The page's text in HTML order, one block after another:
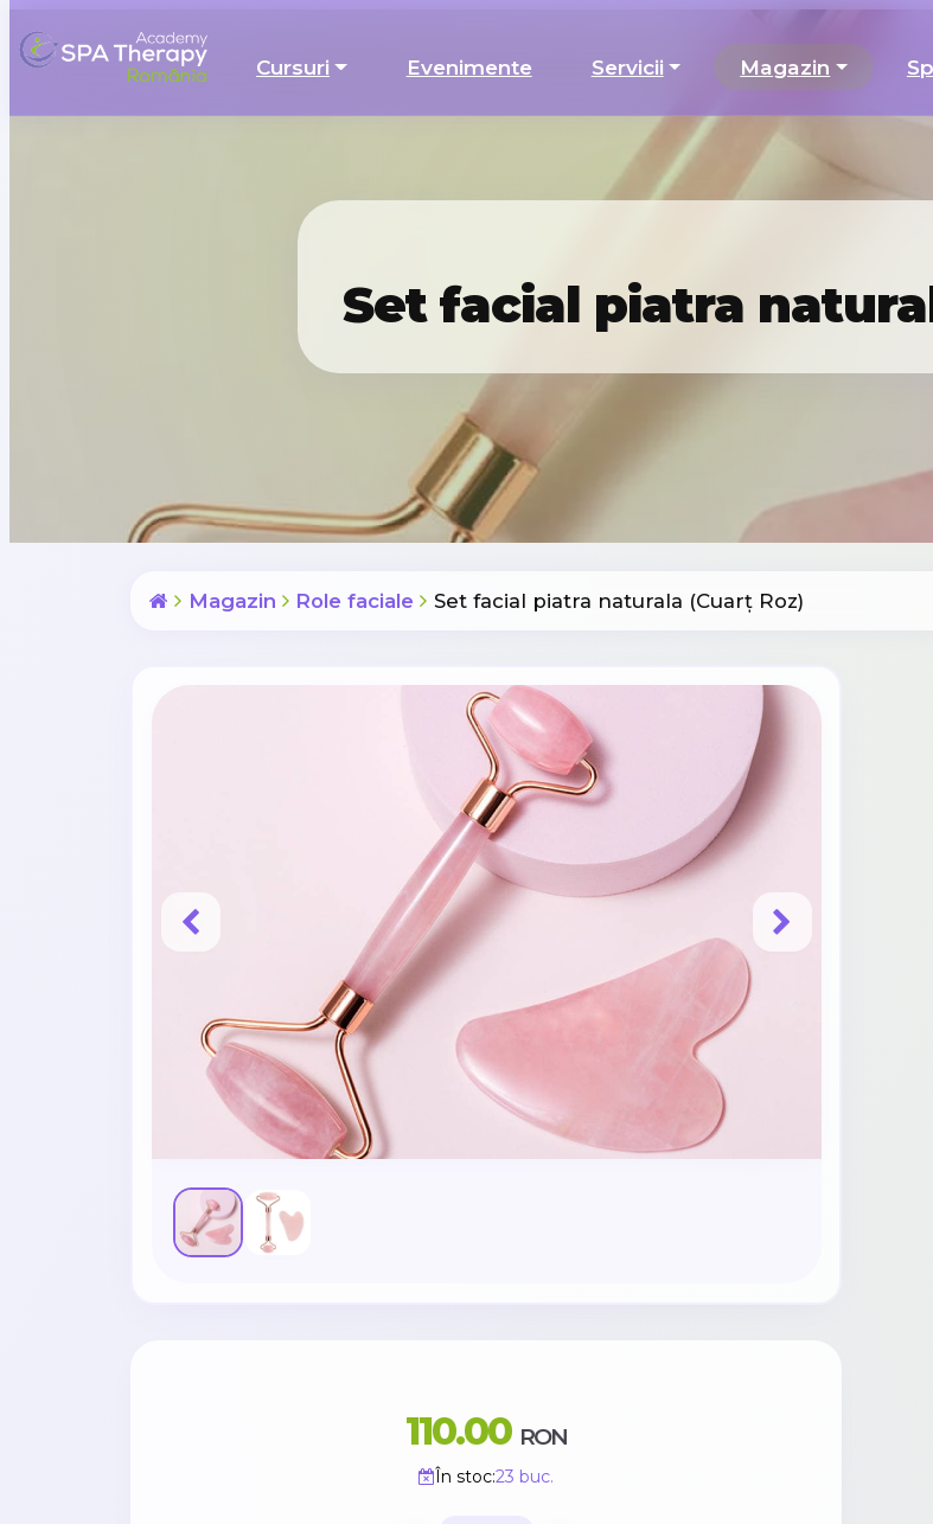
Cursuri Evenimente Servicii Magazin
Set facial piatra
Magazin Role faciale Set facial piatra naturala (Cuarț Roz)
110.00 RON
În stoc:23 buc.